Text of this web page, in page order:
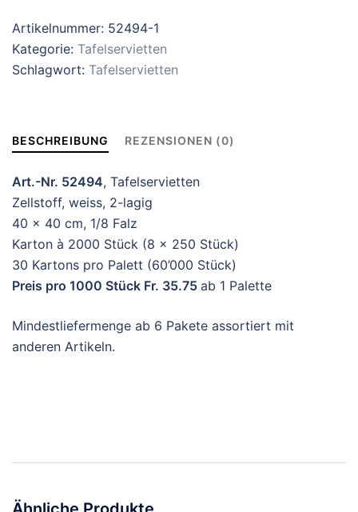
Artikelnummer: 52494-1
Kategorie: Tafelservietten
Schlagwort: Tafelservietten
BESCHREIBUNG REZENSIONEN (0)
Art.-Nr. 52494, Tafelservietten
Zellstoff, weiss, 2-lagig
40 x 40 cm, 1/8 Falz
Karton à 2000 Stück (8 x 250 Stück)
30 Kartons pro Palett (60’000 Stück)
Preis pro 1000 Stück Fr. 35.75 ab 1 Palette
Mindestliefermenge ab 6 Pakete assortiert mit
anderen Artikeln.